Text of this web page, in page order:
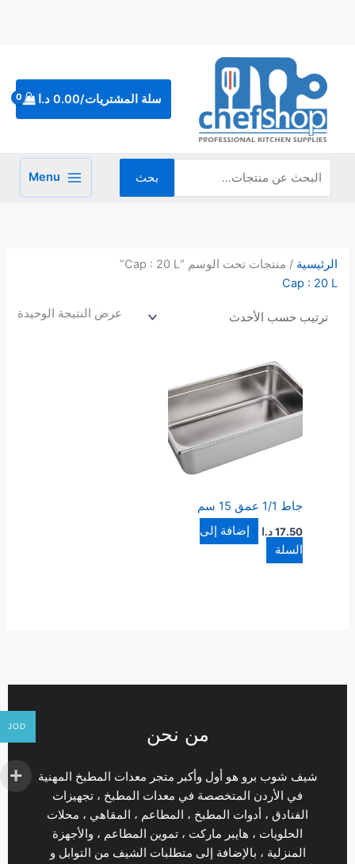
سلة المشتريات/0.00 د.ا
عن:
بحث Menu
الرئيسية / منتجات تحت الوسم “Cap : 20 L”
Cap : 20 L
عرض النتيجة الوحيدة
جاط 1/1 عمق 15 سم
17.50 د.ا
إضافة إلى
السلة
من نحن
شيف شوب برو هو أول وأكبر متجر معدات المطبخ المهنية
في الأردن المتخصصة في معدات المطبخ ، تجهيزات
الفنادق ، أدوات المطبخ ، المطاعم ، المقاهي ، محلات
الحلويات ، هايبر ماركت ، تموين المطاعم ، والأجهزة
المنزلية ، بالإضافة إلى متطلبات الشيف من التوابل و
JOD